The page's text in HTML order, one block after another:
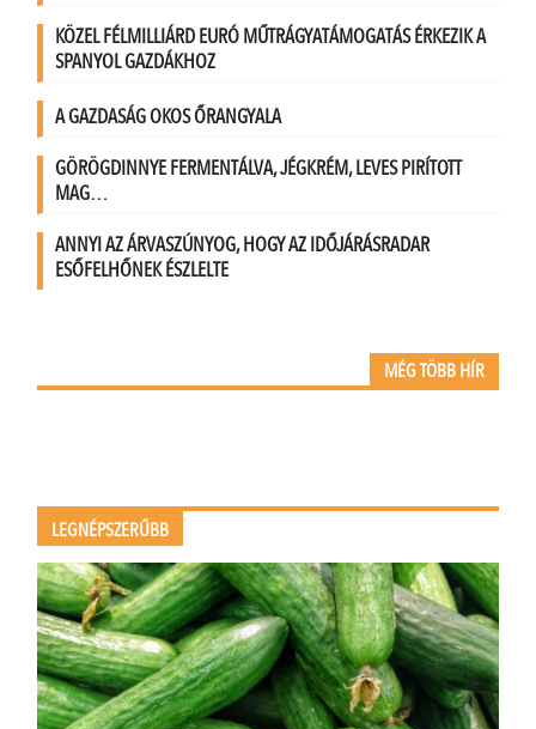
KÖZEL FÉLMILLIÁRD EURÓ MŰTRÁGYATÁMOGATÁS ÉRKEZIK A
SPANYOL GAZDÁKHOZ
A GAZDASÁG OKOS ŐRANGYALA
GÖRÖGDINNYE FERMENTÁLVA, JÉGKRÉM, LEVES PIRÍTOTT
MAG…
ANNYI AZ ÁRVASZÚNYOG, HOGY AZ IDŐJÁRÁSRADAR
ESŐFELHŐNEK ÉSZLELTE
MÉG TÖBB HÍR
LEGNÉPSZERŰBB